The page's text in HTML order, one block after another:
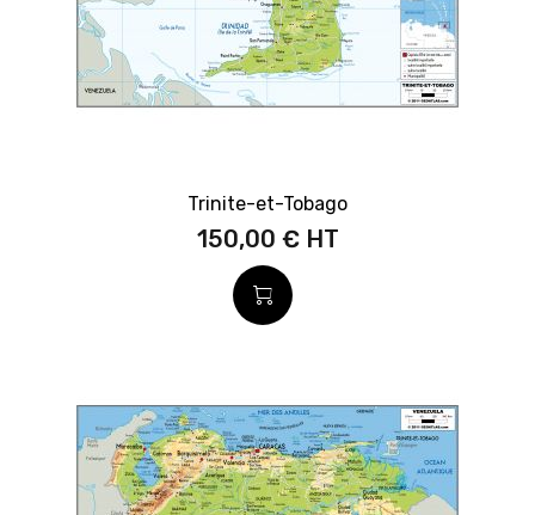
Trinite-et-Tobago
150,00 €